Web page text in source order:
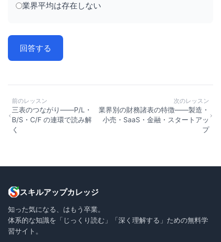
業界平均は存在しない
回答する
前のレッスン
三表のつながり——P/L・
B/S・C/F の連環で読み解
く
次のレッスン
業界別の財務諸表の特徴——製造・
小売・SaaS・金融・スタートアッ
プ
スキルアップカレッジ
知った気になる、はもう卒業。
体系的な知識を「じっくり読む」「深く理解する」ための無料学
習サイト。